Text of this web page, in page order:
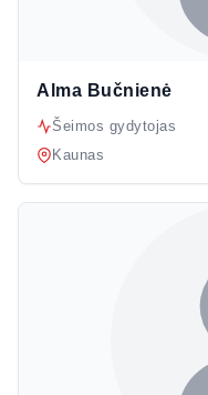
Alma Bučnienė
Šeimos gydytojas
Kaunas